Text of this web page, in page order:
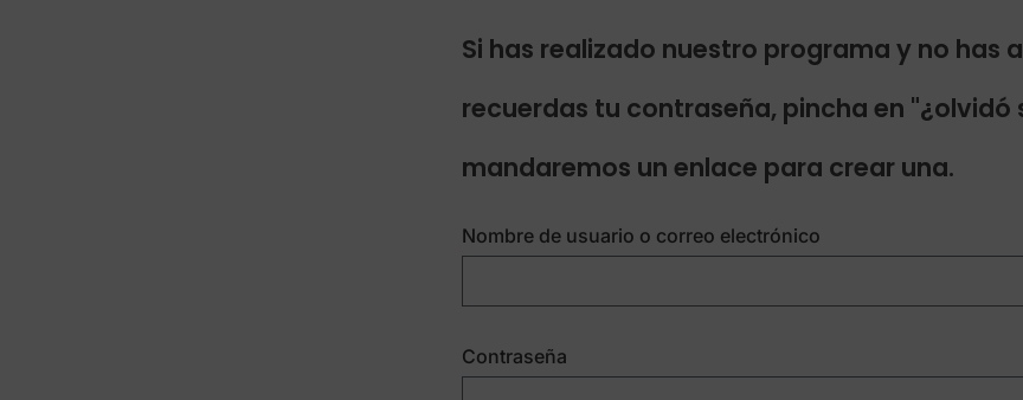
Si has realizado nuestro programa y no has
recuerdas tu contraseña, pincha en "¿olvidó
mandaremos un enlace para crear una.
Nombre de usuario o correo electrónico
Contraseña